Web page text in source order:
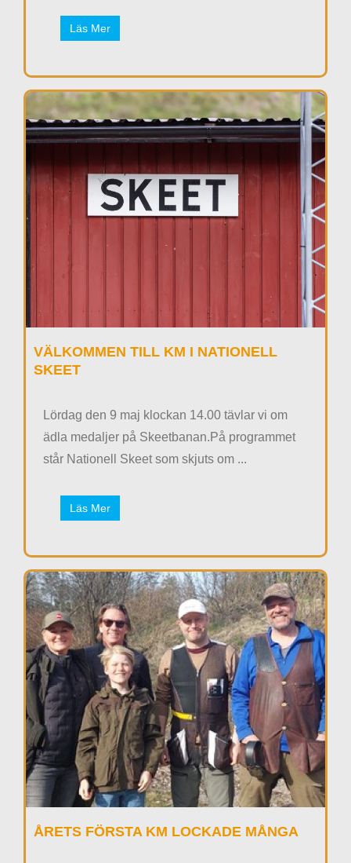
Läs Mer
VÄLKOMMEN TILL KM I NATIONELL
SKEET
Lördag den 9 maj klockan 14.00 tävlar vi om
ädla medaljer på Skeetbanan.På programmet
står Nationell Skeet som skjuts om ...
Läs Mer
ÅRETS FÖRSTA KM LOCKADE MÅNGA